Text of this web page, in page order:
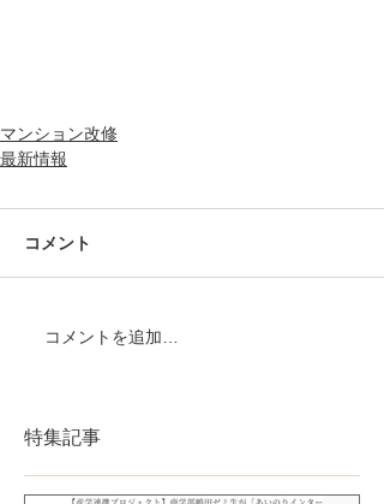
マンション改修
最新情報
コメント
コメントを追加…
特集記事